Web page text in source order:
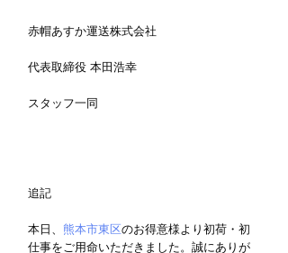
赤帽あすか運送株式会社
代表取締役 本田浩幸
スタッフ一同
追記
本日、 熊本市東区のお得意様より初荷・初
仕事をご用命いただきました。誠にありが